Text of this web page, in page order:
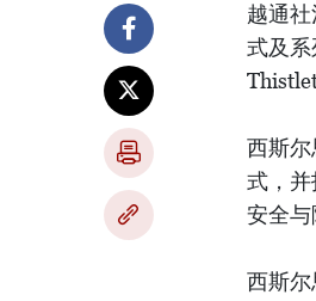
越通
式及
西斯
式，
安全与
西斯